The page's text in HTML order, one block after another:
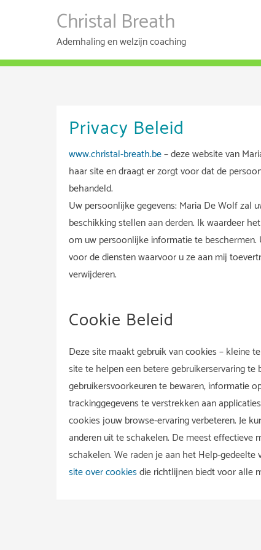
Christal Breath
Ademhaling en welzijn coaching
Privacy Beleid
www.christal-breath.be– deze website van
haar site en draagt er zorgt voor dat de
behandeld.
Uw persoonlijke gegevens: Maria De Wolf zal
beschikking stellen aan derden. Ik waardeer
om uw persoonlijke informatie te
voor de diensten waarvoor u ze aan mij
verwijderen.
Cookie Beleid
Deze site maakt gebruik van cookies – kleine
site te helpen een betere gebruikerservaring
gebruikersvoorkeuren te bewaren, informatie
trackinggegevens te verstrekken aan
cookies jouw browse-ervaring verbeteren. Je
anderen uit te schakelen. De meest
schakelen. We raden je aan het Help-
site over cookiesdie richtlijnen biedt voor alle